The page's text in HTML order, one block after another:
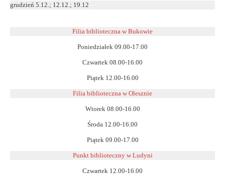
grudzień 5.12.; 12.12.; 19.12
Filia biblioteczna w Bukowie
Poniedziałek 09.00-17.00
Czwartek 08.00-16.00
Piątek 12.00-16.00
Filia biblioteczna w Olesznie
Wtorek 08.00-16.00
Środa 12.00-16.00
Piątek 09.00-17.00
Punkt biblioteczny w Ludyni
Czwartek 12.00-16.00